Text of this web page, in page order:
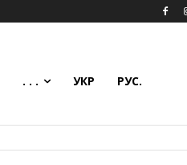
. . . УКР РУС.